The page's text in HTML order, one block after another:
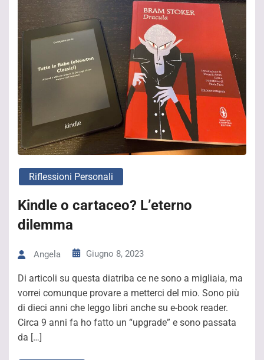
Riflessioni Personali
Kindle o cartaceo? L’eterno
dilemma
Angela Giugno 8, 2023
Di articoli su questa diatriba ce ne sono a migliaia, ma
vorrei comunque provare a metterci del mio. Sono più
di dieci anni che leggo libri anche su e-book reader.
Circa 9 anni fa ho fatto un “upgrade” e sono passata
da […]